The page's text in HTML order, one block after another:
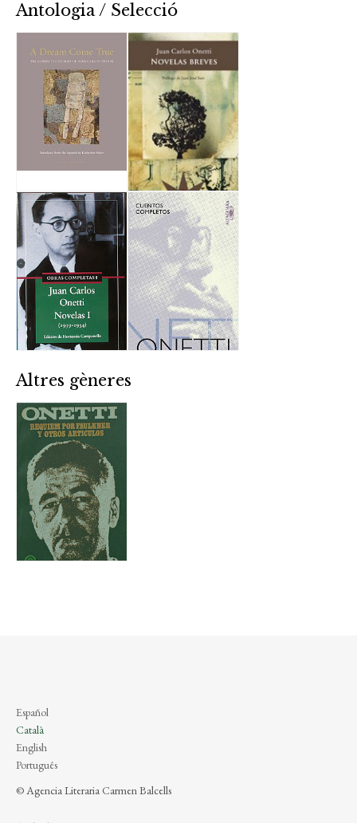
Antologia / Selecció
Altres gèneres
Español
Català
English
Português
© Agencia Literaria Carmen Balcells